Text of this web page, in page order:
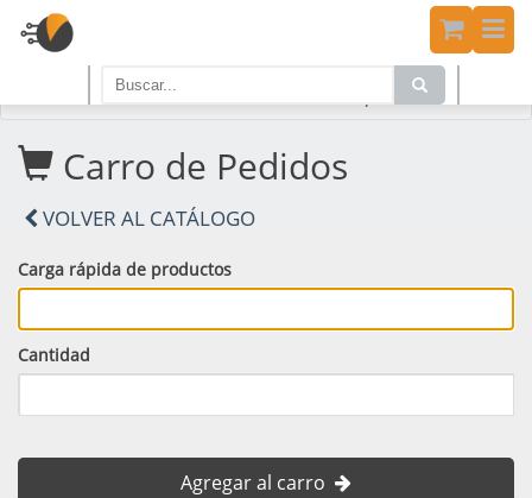
PRODUCTOS
Carro de Pedidos
VOLVER AL CATÁLOGO
Carga rápida de productos
Cantidad
Agregar al carro